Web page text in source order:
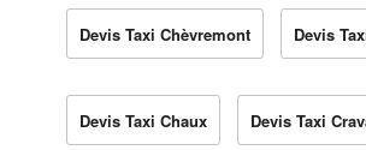
Devis Taxi Chèvremont Devis
Devis Taxi Chaux Devis Taxi